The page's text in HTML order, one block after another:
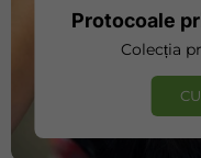
Protocoale
Colecția